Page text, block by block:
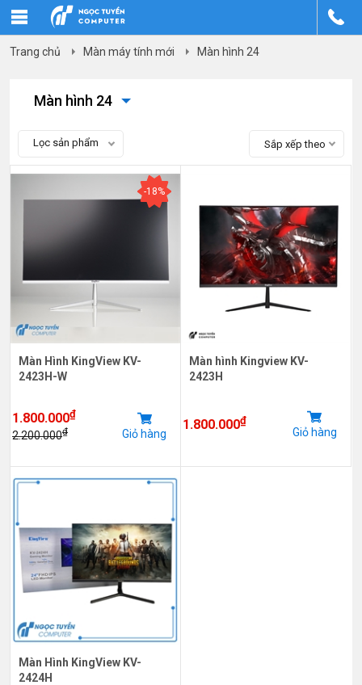
Trang chủ Màn máy tính mới Màn hình 24
Màn hình 24
Lọc sản phẩm Sắp xếp theo
-18%
Màn Hình KingView KV-
2423H-W
1.800.000₫
2.200.000₫ Giỏ hàng
Màn hình Kingview KV-
2423H
1.800.000₫
Giỏ hàng
Màn Hình KingView KV-
2424H